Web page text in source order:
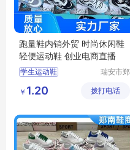
跑量鞋内销外贸 时尚休闲鞋
轻便运动鞋 创业电商直播
学生运动鞋
轻便运动鞋
杂款男女跑鞋
瑞安市郑
（个体工
￥ 1.20 拨打电话